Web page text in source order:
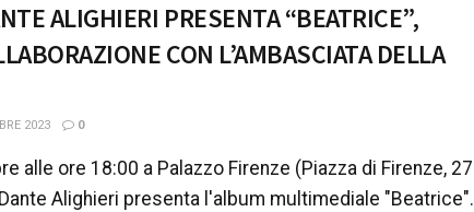
ALIGHIERI PRESENTA “BEATRICE”,
CON L’AMBASCIATA DELLA
2023 0
alle ore 18:00 a Palazzo Firenze (Piazza di Firenze, 27
Alighieri presenta l'album multimediale "Beatrice".